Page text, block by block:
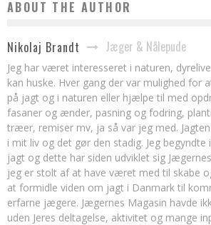
ABOUT THE AUTHOR
Nikolaj Brandt Jæger & Nålepude
Jeg har været interesseret i naturen,
kan huske. Hver gang der var mulighed for
på jagt og i naturen eller hjælpe til med
fasaner og ænder, pasning og fodring,
træer, remiser mv, ja så var jeg med.
i mit liv og det gør den stadig. Jeg
jagt og dette har siden udviklet sig
jeg er stolt af at have været med til skabe
at formidle viden om jagt i Danmark til
erfarne jægere. Jægernes Magasin havde
uden Jeres deltagelse, aktivitet og mange